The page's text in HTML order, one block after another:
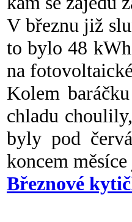
V březnu již
to bylo 48
na
Kolem
chladu
byly pod
koncem
Březnové